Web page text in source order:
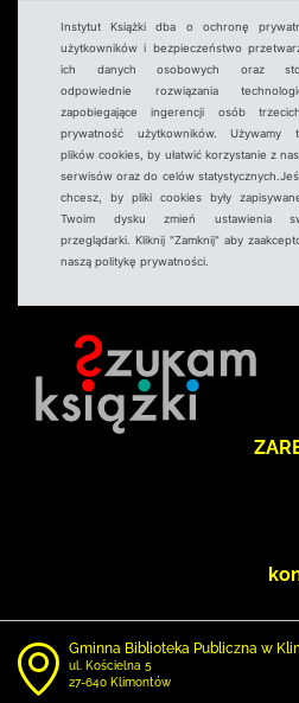
Instytut Książki dba o ochronę
użytkowników i bezpieczeństwo
ich danych osobowych oraz
odpowiednie rozwiązania
zapobiegające ingerencji osób
prywatność użytkowników. Używamy
plików cookies, by ułatwić korzystanie z
serwisów oraz do celów
chcesz, by pliki cookies były
Twoim dysku zmień ustawienia
przeglądarki. Kliknij "Zamknij" aby
naszą politykę prywatności.
Gminna Biblioteka Publiczna w
ul. Kościelna 5
27-640 Klimontów